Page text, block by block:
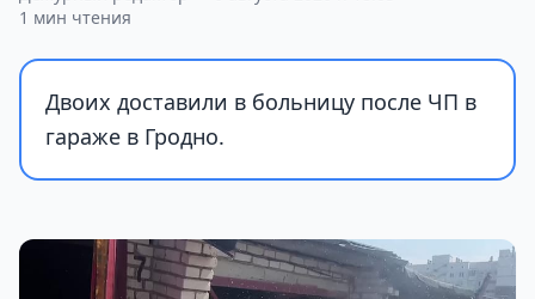
1 мин чтения
Двоих доставили в больницу после ЧП в
гараже в Гродно.